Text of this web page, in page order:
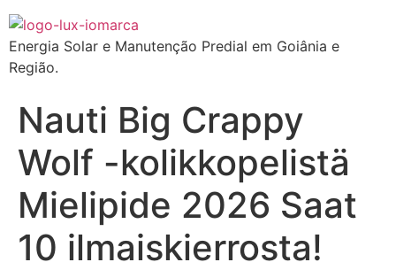
Energia Solar e Manutenção Predial em Goiânia e
Região.
Nauti Big Crappy
Wolf -kolikkopelistä
Mielipide 2026 Saat
10 ilmaiskierrosta!